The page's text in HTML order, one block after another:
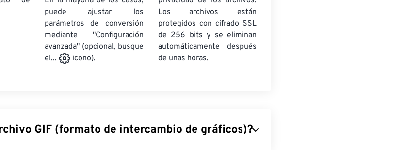
puede ajustar los
parámetros de conversión
mediante "Configuración
avanzada" (opcional, busque
el...
icono).
Los archivos están
protegidos con cifrado SSL
de 256 bits y se eliminan
automáticamente después
de unas horas.
GIF (formato de intercambio de gráficos)?